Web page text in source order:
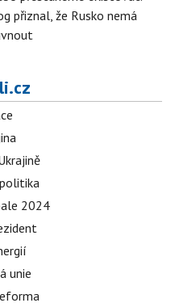
přiznal, že Rusko nemá
2024
unie